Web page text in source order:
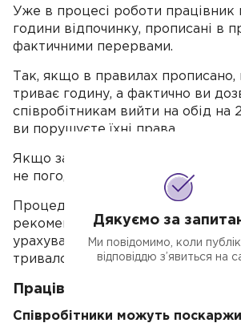
Уже в процесі роботи працівник
години відпочинку, прописані в
фактичними перервами.
Так, якщо в правилах
триває годину, а фактично ви
співробітникам вийти на обід на
ви порушуєте їхні права.
Якщо затвердили правила
не погодили — це порушення.
Процедури потрібно
рекомендуємо затвердити
урахуванням вимог
тривалості перерви.
Працівники можуть
Співробітники можуть
Дякуємо за
Ми повідомимо, коли
відповіддю з’явиться на